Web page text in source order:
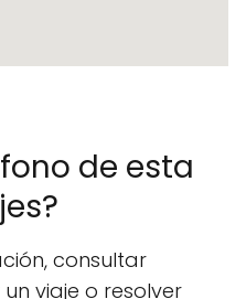
de esta
consultar
viaje o resolver